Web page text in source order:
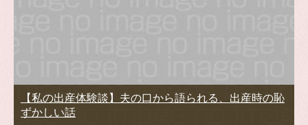
【私の出産体験談】夫の口から語られる、出産時の恥
ずかしい話